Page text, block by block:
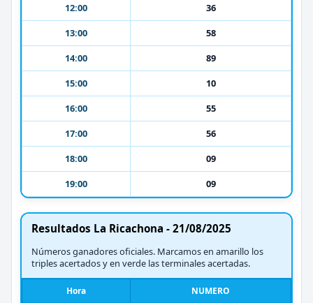
12:00
36
13:00
58
14:00
89
15:00
10
16:00
55
17:00
56
18:00
09
19:00
09
Resultados La Ricachona - 21/08/2025
Números ganadores oficiales. Marcamos en amarillo los
triples acertados y en verde las terminales acertadas.
Hora NUMERO